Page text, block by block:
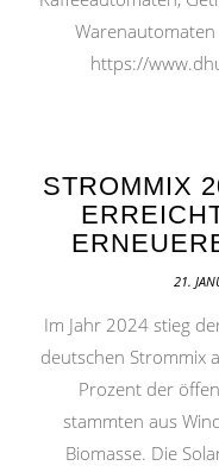
https://
STROMMIX
21.
Im Jahr 2024 stieg
deutschen Strommix
Prozent der
stammten aus
Biomasse. Die